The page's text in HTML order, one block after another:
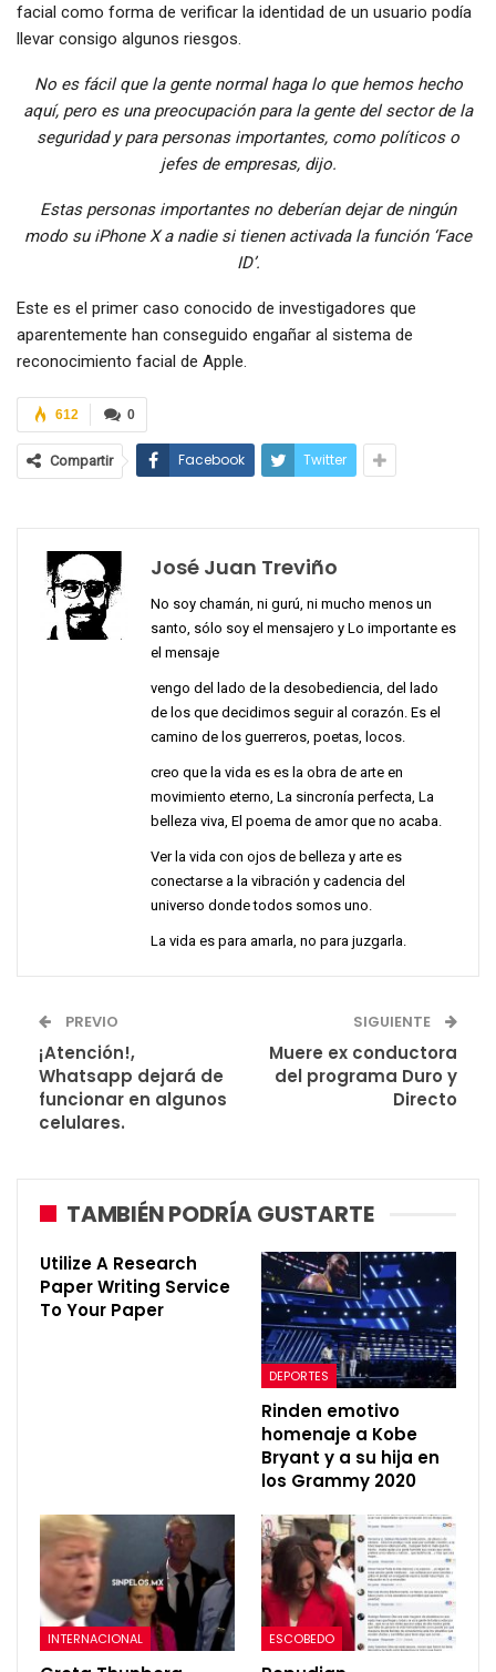
facial como forma de verificar la identidad de un usuario podía
llevar consigo algunos riesgos.
No es fácil que la gente normal haga lo que hemos hecho
aquí, pero es una preocupación para la gente del sector de la
seguridad y para personas importantes, como políticos o
jefes de empresas, dijo.
Estas personas importantes no deberían dejar de ningún
modo su iPhone X a nadie si tienen activada la función ‘Face
ID’.
Este es el primer caso conocido de investigadores que
aparentemente han conseguido engañar al sistema de
reconocimiento facial de Apple.
0
612
Compartir Facebook Twitter
José Juan Treviño
No soy chamán, ni gurú, ni mucho menos un
santo, sólo soy el mensajero y Lo importante es
el mensaje
vengo del lado de la desobediencia, del lado
de los que decidimos seguir al corazón. Es el
camino de los guerreros, poetas, locos.
creo que la vida es es la obra de arte en
movimiento eterno, La sincronía perfecta, La
belleza viva, El poema de amor que no acaba.
Ver la vida con ojos de belleza y arte es
conectarse a la vibración y cadencia del
universo donde todos somos uno.
La vida es para amarla, no para juzgarla.
PREVIO
¡Atención!,
Whatsapp dejará de
funcionar en algunos
celulares.
SIGUIENTE
Muere ex conductora
del programa Duro y
Directo
TAMBIÉN PODRÍA GUSTARTE
Utilize A Research
Paper Writing Service
To Your Paper
DEPORTES
Rinden emotivo
homenaje a Kobe
Bryant y a su hija en
los Grammy 2020
INTERNACIONAL ESCOBEDO